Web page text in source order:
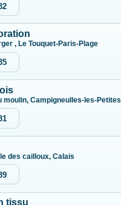
, Le Touquet-Paris-Plage
moulin, Campigneulles-les-Petites
des cailloux, Calais
tissu